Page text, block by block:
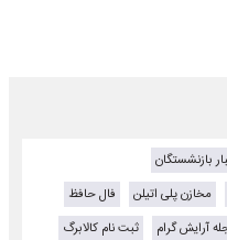
بازنشستگان
مخازن پلی اتیلن
فال حافظ
آرایش گرام
ثبت نام کالابرگ